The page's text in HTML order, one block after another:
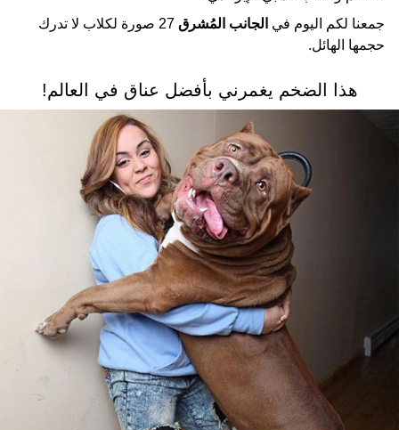
جمعنا لكم اليوم في الجانب المُشرق
27 صورة لكلاب لا تدرك
حجمها الهائل.
هذا الضخم يغمرني بأفضل عناق في العالم!